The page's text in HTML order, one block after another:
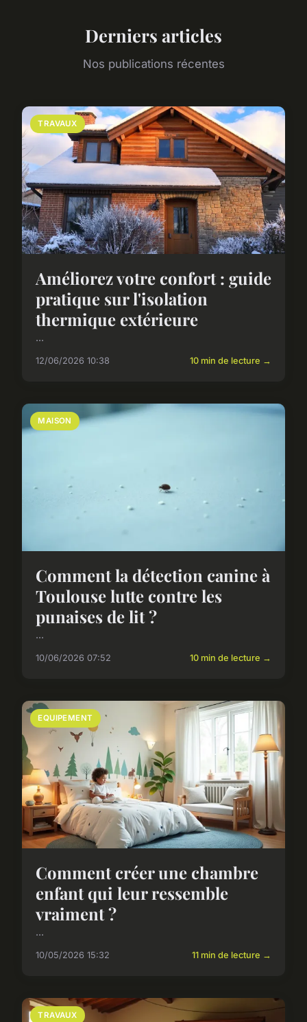
Derniers articles
Nos publications récentes
TRAVAUX
Améliorez votre confort : guide
pratique sur l'isolation
thermique extérieure
...
12/06/2026 10:38 10 min de lecture →
MAISON
Comment la détection canine à
Toulouse lutte contre les
punaises de lit ?
...
10/06/2026 07:52 10 min de lecture →
EQUIPEMENT
Comment créer une chambre
enfant qui leur ressemble
vraiment ?
...
10/05/2026 15:32 11 min de lecture →
TRAVAUX